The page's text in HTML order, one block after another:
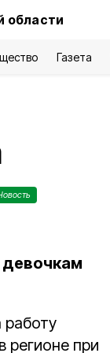
области
Газета
работу
регионе при